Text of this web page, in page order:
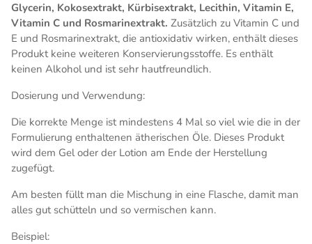
Glycerin, Kokosextrakt, Kürbisextrakt, Lecithin, Vitamin E,
Vitamin C und Rosmarinextrakt. Zusätzlich zu Vitamin C und
E und Rosmarinextrakt, die antioxidativ wirken, enthält dieses
Produkt keine weiteren Konservierungsstoffe. Es enthält
keinen Alkohol und ist sehr hautfreundlich.
Dosierung und Verwendung:
Die korrekte Menge ist mindestens 4 Mal so viel wie die in der
Formulierung enthaltenen ätherischen Öle. Dieses Produkt
wird dem Gel oder der Lotion am Ende der Herstellung
zugefügt.
Am besten füllt man die Mischung in eine Flasche, damit man
alles gut schütteln und so vermischen kann.
Beispiel: